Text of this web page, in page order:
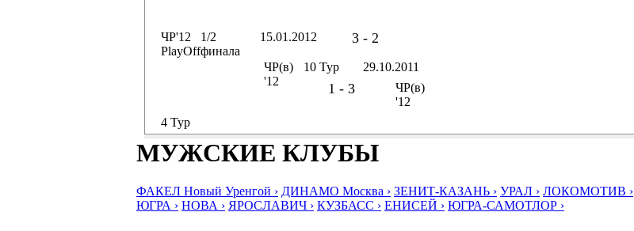
ЧР'12
PlayOff
1/2
финала
15.01.2012 3 - 2
ЧР(в)
'12
10 Тур 29.10.2011
1 - 3
ЧР(в)
'12
4 Тур
МУЖСКИЕ КЛУБЫ
ФАКЕЛ Новый Уренгой › ДИНАМО Москва › ЗЕНИТ-КАЗАНЬ › УРАЛ › ЛОКОМОТИВ ›
ЮГРА › НОВА › ЯРОСЛАВИЧ › КУЗБАСС › ЕНИСЕЙ › ЮГРА-САМОТЛОР ›